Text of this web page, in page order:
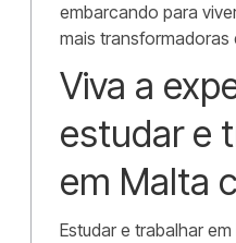
embarcando para
mais transformadoras
Viva a
estudar e
em Malta
Estudar e trabalhar